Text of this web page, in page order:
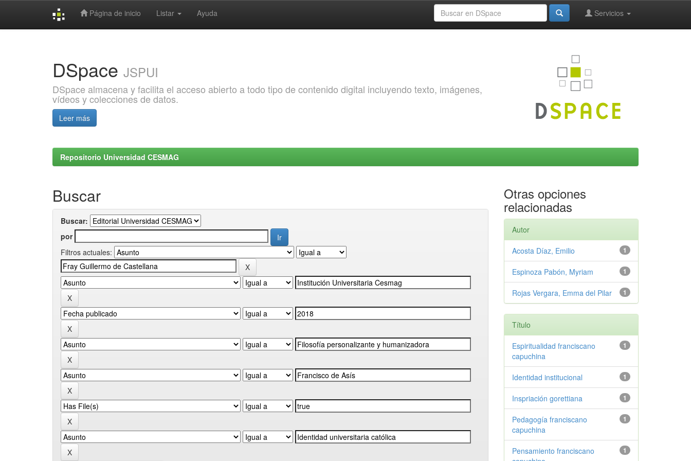
Página de inicio Listar Ayuda Servicios
DSpace JSPUI
DSpace almacena y facilita el acceso abierto a todo tipo de contenido digital incluyendo texto, imágenes,
vídeos y colecciones de datos.
Leer más
Repositorio Universidad CESMAG
Buscar
Buscar:
por
Filtros actuales:
Otras opciones
relacionadas
Autor
1
Acosta Díaz, Emilio
1
Espinoza Pabón, Myriam
1
Rojas Vergara, Emma del Pilar
Título
1
Espiritualidad franciscano
capuchina
1
Identidad institucional
1
Inspriación gorettiana
1
Pedagogía franciscano
capuchina
1
Pensamiento franciscano